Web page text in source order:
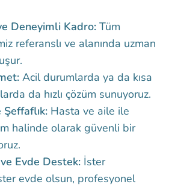
Deneyimli Kadro:Tüm
referanslı ve alanında uzman
Acil durumlarda ya da kısa
da hızlı çözüm sunuyoruz.
Şeffaflık:Hasta ve aile ile
halinde olarak güvenli bir
Evde Destek:İster
evde olsun, profesyonel